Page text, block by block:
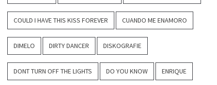
COULD I HAVE THIS KISS FOREVER CUANDO ME ENAMORO
DIMELO DIRTY DANCER DISKOGRAFIE
DONT TURN OFF THE LIGHTS DO YOU KNOW ENRIQUE